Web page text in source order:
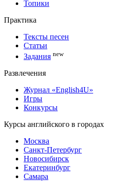
Топики
Практика
Тексты песен
Статьи
Задания new
Развлечения
Журнал «English4U»
Игры
Конкурсы
Курсы английского в городах
Москва
Санкт-Петербург
Новосибирск
Екатеринбург
Самара